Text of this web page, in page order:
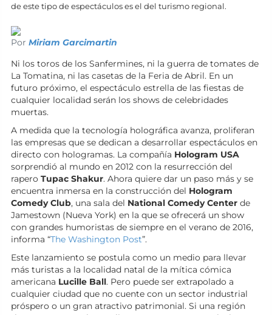
de este tipo de espectáculos es el del turismo regional.
Por Miriam Garcimartin
Ni los toros de los Sanfermines, ni la guerra de tomates de
La Tomatina, ni las casetas de la Feria de Abril. En un
futuro próximo, el espectáculo estrella de las fiestas de
cualquier localidad serán los shows de celebridades
muertas.
A medida que la tecnología holográfica avanza, proliferan
las empresas que se dedican a desarrollar espectáculos en
directo con hologramas. La compañía Hologram USA
sorprendió al mundo en 2012 con la resurrección del
rapero Tupac Shakur. Ahora quiere dar un paso más y se
encuentra inmersa en la construcción del Hologram
Comedy Club, una sala del National Comedy Center de
Jamestown (Nueva York) en la que se ofrecerá un show
con grandes humoristas de siempre en el verano de 2016,
informa “The Washington Post”.
Este lanzamiento se postula como un medio para llevar
más turistas a la localidad natal de la mítica cómica
americana Lucille Ball. Pero puede ser extrapolado a
cualquier ciudad que no cuente con un sector industrial
próspero o un gran atractivo patrimonial. Si una región